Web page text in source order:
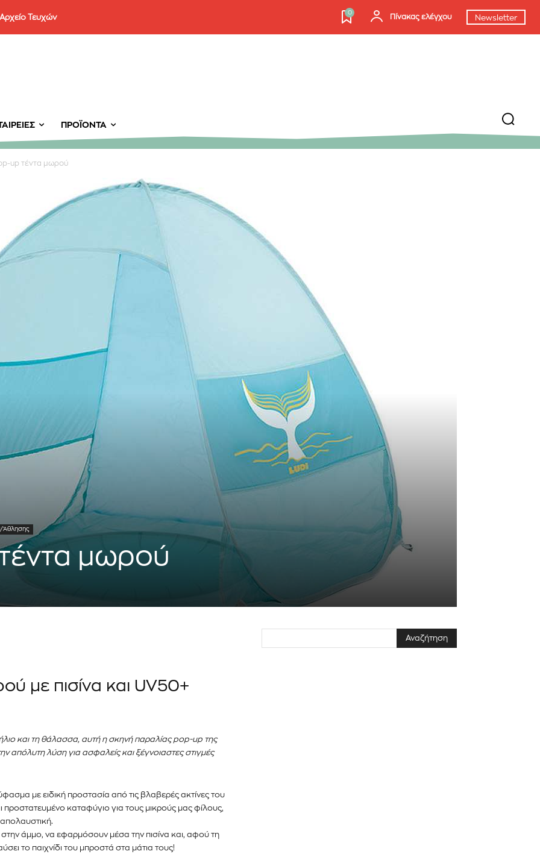
του
και τις
email σας στον ιστότοπό μας ή
Μην ανησυχείτε, σεβόμαστε την
ανεπιθύμητα μηνύματα. Οι πληροφορίες
Αρχείο Τευχών
0
Πίνακας ελέγχου Newsletter
ΠΡΟΪΌΝΤΑ
up τέντα μωρού
Άθλησης
μωρού
με πισίνα και UV50+
και τη θάλασσα, αυτή η σκηνή παραλίας pop-up της
απόλυτη λύση για ασφαλείς και ξέγνοιαστες στιγμές
με ειδική προστασία από τις βλαβερές ακτίνες του
καταφύγιο για τους μικρούς μας φίλους,
άμμο, να εφαρμόσουν μέσα την πισίνα και, αφού τη
το παιχνίδι του μπροστά στα μάτια τους!